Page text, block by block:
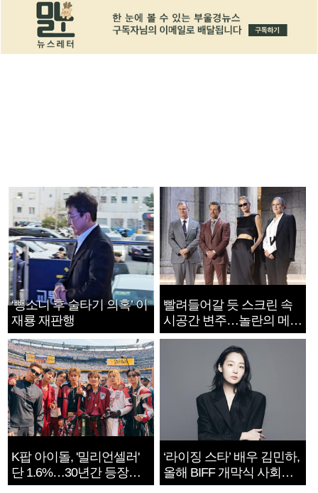
‘뺑소니 후 술타기 의혹’ 이
재룡 재판행
빨려들어갈 듯 스크린 속
시공간 변주…놀란의 메시
지는 ‘전쟁 속죄’
K팝 아이돌, '밀리언셀러'
단 1.6%…30년간 등장
1182개팀 전수조사
‘라이징 스타’ 배우 김민하,
올해 BIFF 개막식 사회자
확정